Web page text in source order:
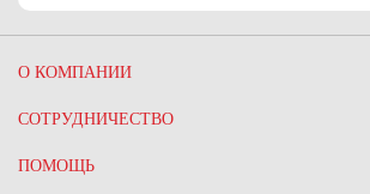
О КОМПАНИИ
СОТРУДНИЧЕСТВО
ПОМОЩЬ